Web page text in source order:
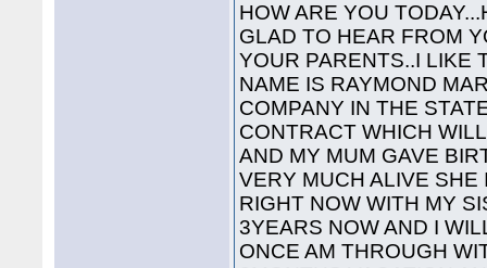
HOW ARE YOU
GLAD TO HEAR FROM
YOUR PARENTS..I LIKE
NAME IS RAYMOND
COMPANY IN THE
CONTRACT WHICH
AND MY MUM GAVE
VERY MUCH ALIVE
RIGHT NOW WITH MY
3YEARS NOW AND I
ONCE AM THROUGH